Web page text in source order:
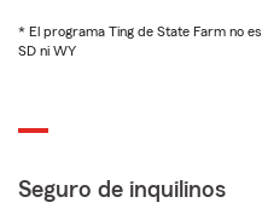
* El programa Ting de State Farm no
SD ni WY
Seguro de inquilinos